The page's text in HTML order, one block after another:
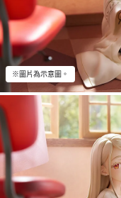
※圖片為示意圖。